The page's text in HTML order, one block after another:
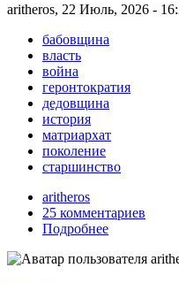
aritheros, 22 Июль, 2026 -
бабовщина
власть
война
геронтократия
дедовщина
история
матриархат
поколение
старшинство
aritheros
25 комментариев
Подробнее